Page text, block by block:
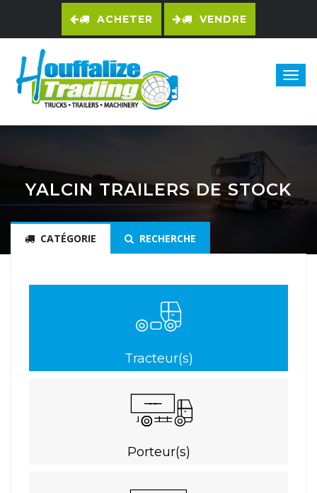
ACHETER VENDRE
YALCIN TRAILERS DE STOCK
CATÉGORIE RECHERCHE
Tracteur(s)
Porteur(s)